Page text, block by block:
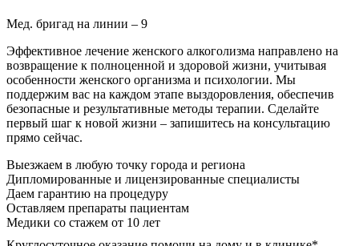
Мед. бригад на линии – 9
Эффективное лечение женского алкоголизма направлено на
возвращение к полноценной и здоровой жизни, учитывая
особенности женского организма и психологии. Мы
поддержим вас на каждом этапе выздоровления, обеспечив
безопасные и результативные методы терапии. Сделайте
первый шаг к новой жизни – запишитесь на консультацию
прямо сейчас.
Выезжаем в любую точку города и региона
Дипломированные и лицензированные специалисты
Даем гарантию на процедуру
Оставляем препараты пациентам
Медики со стажем от 10 лет